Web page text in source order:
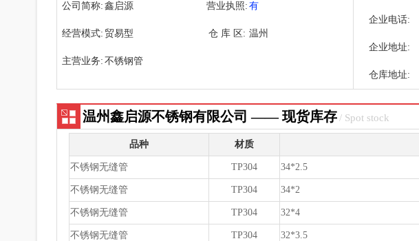
公司简称: 鑫启源 营业执照: 有
经营模式: 贸易型 仓 库 区: 温州
主营业务: 不锈钢管
企业电话:
企业地址:
仓库地址:
温州鑫启源不锈钢有限公司 —— 现货库存/ Spot stock
品种 材质
不锈钢无缝管 TP304 34*2.5
不锈钢无缝管 TP304 34*2
不锈钢无缝管 TP304 32*4
不锈钢无缝管 TP304 32*3.5